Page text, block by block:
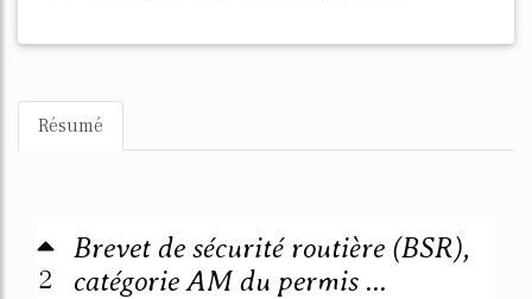
Résumé
2
Brevet de sécurité routière (BSR),
catégorie AM du permis ...